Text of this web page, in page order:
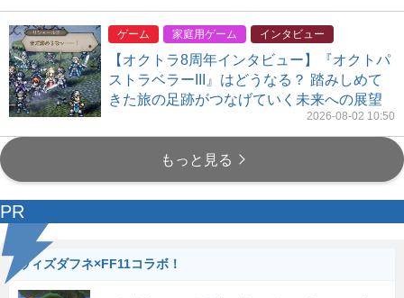
ゲーム 家庭用ゲーム インタビュー
【オクトラ8周年インタビュー】『オクトパ
ストラベラーIII』はどうなる？ 踏みしめて
きた旅の足跡がつなげていく未来への展望
2026-08-02 10:50
もっと見る
PR
ウィズダフネ×FF11コラボ！